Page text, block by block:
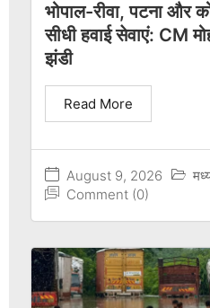
भोपाल-रीवा, पटना और
सीधी हवाई सेवाएं: CM
झंडी
August 9, 2026
Comment (0)
Read More